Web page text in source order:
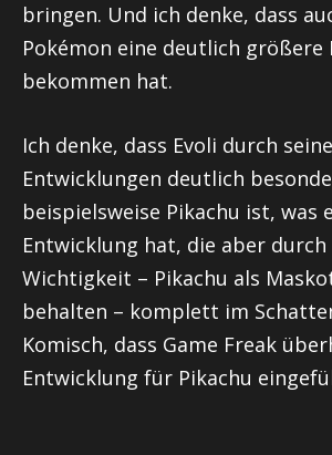
bringen. Und ich denke, dass
Pokémon eine deutlich
bekommen hat.
Ich denke, dass Evoli durch
Entwicklungen deutlich
beispielsweise Pikachu ist, was
Entwicklung hat, die aber durch
Wichtigkeit – Pikachu als
behalten – komplett im
Komisch, dass Game Freak
Entwicklung für Pikachu